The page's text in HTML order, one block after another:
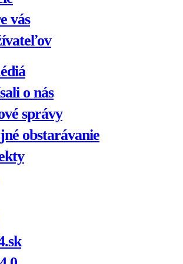
vás
o nás
správy
obstarávanie